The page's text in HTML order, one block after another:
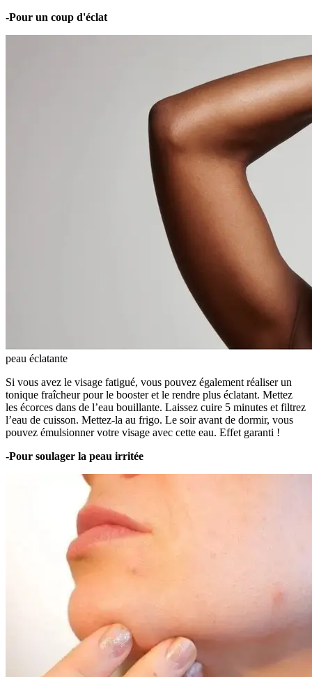
-Pour un coup d'éclat
peau éclatante
Si vous avez le visage fatigué, vous pouvez également réaliser un
tonique fraîcheur pour le booster et le rendre plus éclatant. Mettez
les écorces dans de l’eau bouillante. Laissez cuire 5 minutes et filtrez
l’eau de cuisson. Mettez-la au frigo. Le soir avant de dormir, vous
pouvez émulsionner votre visage avec cette eau. Effet garanti !
-Pour soulager la peau irritée